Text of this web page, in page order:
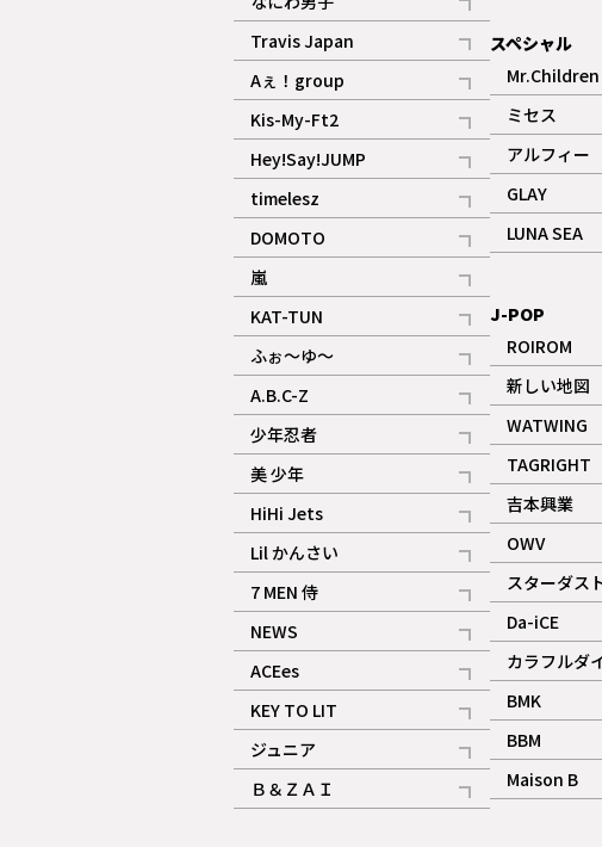
ギャラリー
記事
Travis Japan
記事
Aぇ！group
記事
Kis-My-Ft2
記事
ギャラリー
Hey!Say!JUMP
記事
timelesz
記事
DOMOTO
記事
嵐
記事
KAT-TUN
記事
ふぉ～ゆ～
記事
A.B.C-Z
記事
ギャラリー
少年忍者
記事
美 少年
記事
HiHi Jets
記事
Lil かんさい
記事
7 MEN 侍
記事
NEWS
記事
ACEes
記事
KEY TO LIT
記事
ジュニア
記事
Ｂ＆ＺＡＩ
記事
スペシャル
Mr.Children
記事
ミセス
記事
アルフィー
記事
GLAY
記事
LUNA SEA
記事
J-POP
ROIROM
記事
新しい地図
記事
WATWING
記事
TAGRIGHT
記事
吉本興業
記事
OWV
記事
ギャラリ
スターダス
記事
Da-iCE
記事
カラフルダ
記事
BMK
記事
ギャラリ
BBM
記事
ギャラリ
Maison B
記事